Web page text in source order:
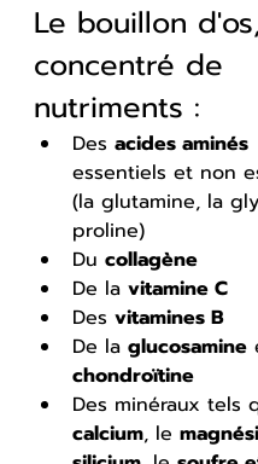
Le bouillon
concentré de
nutriments :
Des acides aminés
essentiels et non
(la glutamine, la
proline)
Du collagène
De la vitamine C
Des vitamines B
De la glucosamine
chondroïtine
Des minéraux tels
calcium, le